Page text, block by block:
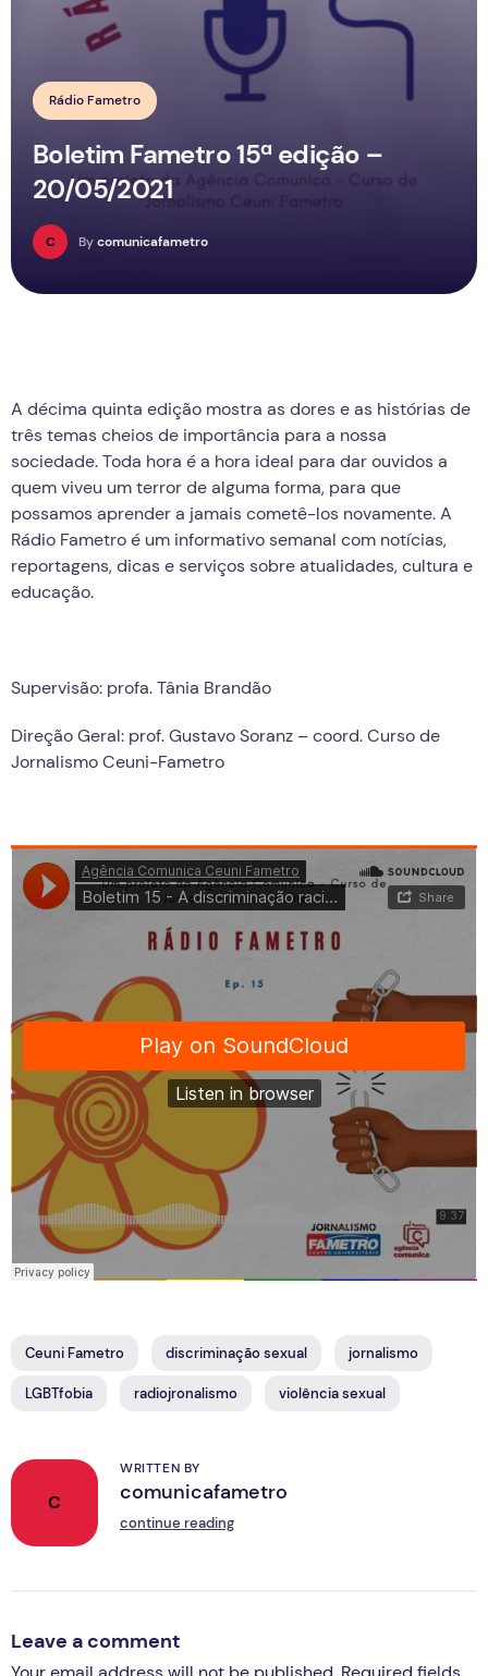
Rádio Fametro
Boletim Fametro 15ª edição –
20/05/2021
C Bycomunicafametro
A décima quinta edição mostra as dores e as histórias de
três temas cheios de importância para a nossa
sociedade. Toda hora é a hora ideal para dar ouvidos a
quem viveu um terror de alguma forma, para que
possamos aprender a jamais cometê-los novamente. A
Rádio Fametro é um informativo semanal com notícias,
reportagens, dicas e serviços sobre atualidades, cultura e
educação.
Supervisão: profa. Tânia Brandão
Direção Geral: prof. Gustavo Soranz – coord. Curso de
Jornalismo Ceuni-Fametro
Ceuni Fametro discriminação sexual jornalismo
LGBTfobia radiojronalismo violência sexual
C
WRITTEN BY
comunicafametro
continue reading
Leave a comment